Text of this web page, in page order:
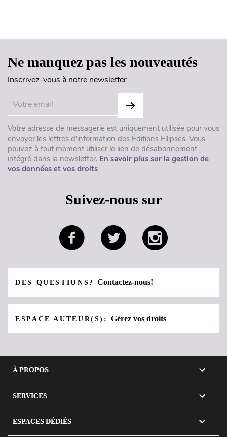
Ne manquez pas les nouveautés
Inscrivez-vous à notre newsletter
Votre adresse de messagerie est uniquement utilisée pour vous
envoyer les lettres d'information des Éditions Ellipses. Vous
pouvez à tout moment utiliser le lien de désabonnement
intégré dans la newsletter. En savoir plus sur la gestion de
vos données et vos droits
Suivez-nous sur
DES QUESTIONS?Contactez-nous!
ESPACE AUTEUR(S):Gérez vos droits
À PROPOS 
SERVICES 
ESPACES DÉDIÉS 